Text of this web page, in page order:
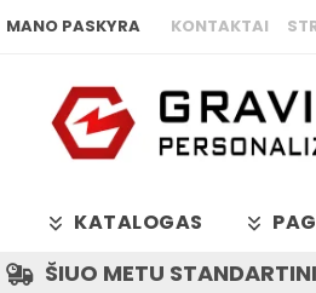
MANO PASKYRA KONTAKTAI
KATALOGAS
ŠIUO METU